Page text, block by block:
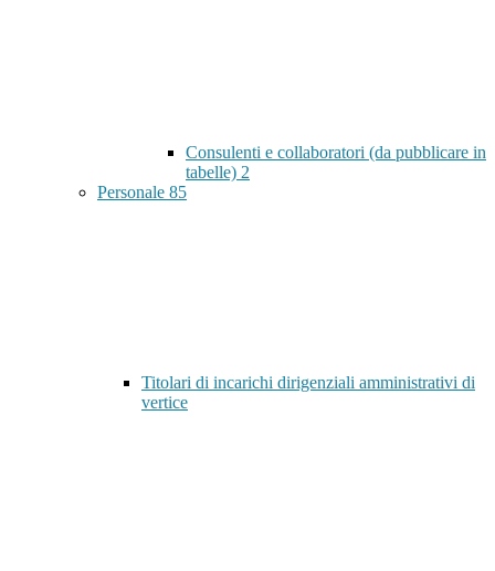
Consulenti e collaboratori (da pubblicare in
tabelle) 2
Personale 85
Titolari di incarichi dirigenziali amministrativi di
vertice